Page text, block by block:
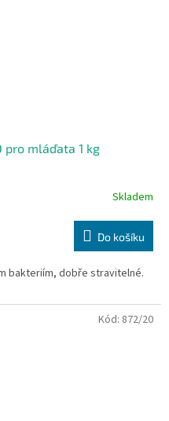
pro mláďata 1 kg
Skladem
Do košíku
bakteriím, dobře stravitelné.
Kód: 872/20